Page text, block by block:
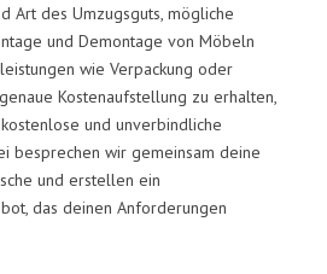
Art des Umzugsguts, mögliche
und Demontage von Möbeln
wie Verpackung oder
Kostenaufstellung zu erhalten,
und unverbindliche
besprechen wir gemeinsam deine
und erstellen ein
das deinen Anforderungen